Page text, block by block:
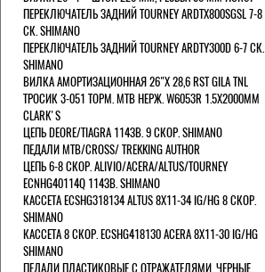
ПЕРЕКЛЮЧАТЕЛЬ ЗАДНИЙ TOURNEY ARDTX800SGSL 7-8
СК. SHIMANO
ПЕРЕКЛЮЧАТЕЛЬ ЗАДНИЙ TOURNEY ARDTY300D 6-7 СК.
SHIMANO
ВИЛКА АМОРТИЗАЦИОННАЯ 26"Х 28,6 RST GILA TNL
ТРОСИК 3-051 ТОРМ. MTB НЕРЖ. W6053R 1.5Х2000ММ
СLARK'S
ЦЕПЬ DEORE/TIAGRA 114ЗВ. 9 СКОР. SHIMANO
ПЕДАЛИ MTB/CROSS/ TREKKING AUTHOR
ЦЕПЬ 6-8 СКОР. ALIVIO/ACERA/ALTUS/TOURNEY
ECNHG40114Q 114ЗВ. SHIMANO
КАССЕТА ECSHG318134 ALTUS 8Х11-34 IG/HG 8 СКОР.
SHIMANO
КАССЕТА 8 СКОР. ECSHG418130 ACERA 8Х11-30 IG/HG
SHIMANO
ПЕДАЛИ ПЛАСТИКОВЫЕ С ОТРАЖАТЕЛЯМИ, ЧЕРНЫЕ.